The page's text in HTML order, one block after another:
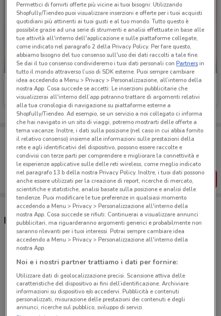
SCADE OGGI
Famila Superstore
Scade oggi 2.6 km
SCADE OGGI
Famila Superstore
Scade oggi 18.8 km
Porta DoveConviene sempre con te!
Puoi trovare le migliori offerte dei negozi vicino a te,
salvarle e creare la tua lista del risparmio, comodamente
dal tuo cellulare.
SCARICA L’APP
Negozi Famila Superstore a Stezzano
Via Rampinelli - Loc Colognola Bergamo
2.6 km
APERTO
Corso Europa Osio Sotto
7.2 km
APERTO
Permettici di fornirti offerte più vicine ai tuoi bisogni: Utilizzando
Shopfully/Tiendeo puoi visualizzare inserzioni e offerte per i tuoi acquisti
quotidiani più attinenti ai tuoi gusti e al tuo mondo. Tutto questo è
possibile grazie ad una serie di strumenti e analisi effettuate in base alle
tue attività all'interno dell'applicazione e sulle piattaforme collegate,
come indicato nel paragrafo 2 della Privacy Policy. Per fare questo,
abbiamo bisogno del tuo consenso sull'uso dei dati raccolti a tale fine.
Se dai il tuo consenso condivideremo i tuoi dati personali conPartnersin
tutto il mondo attraverso l’uso di SDK esterne. Puoi sempre cambiare
idea accedendo a Menu > Privacy > Personalizzazione, all’interno della
nostra App. Cosa succede se accetti: Le inserzioni pubblicitarie che
visualizzerai all'interno dell’app potranno trattare di argomenti relativi
alla tua cronologia di navigazione su piattaforme esterne a
Shopfully/Tiendeo. Ad esempio, se un servizio a noi collegato ci informa
che hai navigato in un sito di viaggi, potremo mostrarti delle offerte a
tema vacanze. Inoltre, i dati sulla posizione (nel caso in cui abbia fornito
il relativo consenso) insieme alle informazioni sulle prestazioni della
rete e agli identificativi del dispositivo, possono essere raccolte e
condivisi con terze parti per comprendere e migliorare la connettività e
le esperienze applicative sulle delle reti wireless, come meglio indicato
nel paragrafo 13.b della nostra Privacy Policy. Inoltre, i tuoi dati possono
anche essere utilizzati per la creazione di report, ricerche di mercato,
scientifiche e statistiche, analisi basate sulla posizione e analisi delle
tendenze. Puoi modificare le tue preferenze in qualsiasi momento
accedendo a Menu > Privacy > Personalizzazione all'interno della
nostra App. Cosa succede se rifiuti: Continuerai a visualizzare annunci
pubblicitari, ma riguarderanno argomenti generici e probabilmente non
saranno rilevanti per i tuoi interessi. Potrai sempre cambiare idea
accedendo a Menu > Privacy > Personalizzazione all'interno della
nostra App.
Noi e i nostri partner trattiamo i dati per fornire:
Utilizzare dati di geolocalizzazione precisi. Scansione attiva delle
caratteristiche del dispositivo ai fini dell’identificazione. Archiviare
informazioni su dispositivo e/o accedervi. Pubblicità e contenuti
personalizzati, misurazione delle prestazioni dei contenuti e degli
annunci, ricerche sul pubblico, sviluppo di servizi.